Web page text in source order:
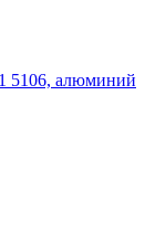
5106, алюминий